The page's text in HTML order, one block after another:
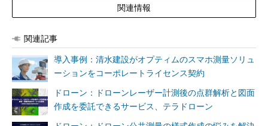
関連情報
関連記事
導入事例：清水建設がオプティムのスマホ測量ソリュ
ーションをコーポレートライセンス契約
ドローン：ドローンレーザー計測後の点群解析と図面
作成を委託できるサービス、テラドローン